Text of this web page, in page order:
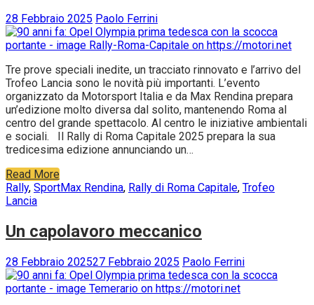
28 Febbraio 2025 Paolo Ferrini
Tre prove speciali inedite, un tracciato rinnovato e l’arrivo del
Trofeo Lancia sono le novità più importanti. L’evento
organizzato da Motorsport Italia e da Max Rendina prepara
un’edizione molto diversa dal solito, mantenendo Roma al
centro del grande spettacolo. Al centro le iniziative ambientali
e sociali. Il Rally di Roma Capitale 2025 prepara la sua
tredicesima edizione annunciando un…
Read More
Rally, SportMax Rendina, Rally di Roma Capitale, Trofeo
Lancia
Un capolavoro meccanico
28 Febbraio 202527 Febbraio 2025 Paolo Ferrini